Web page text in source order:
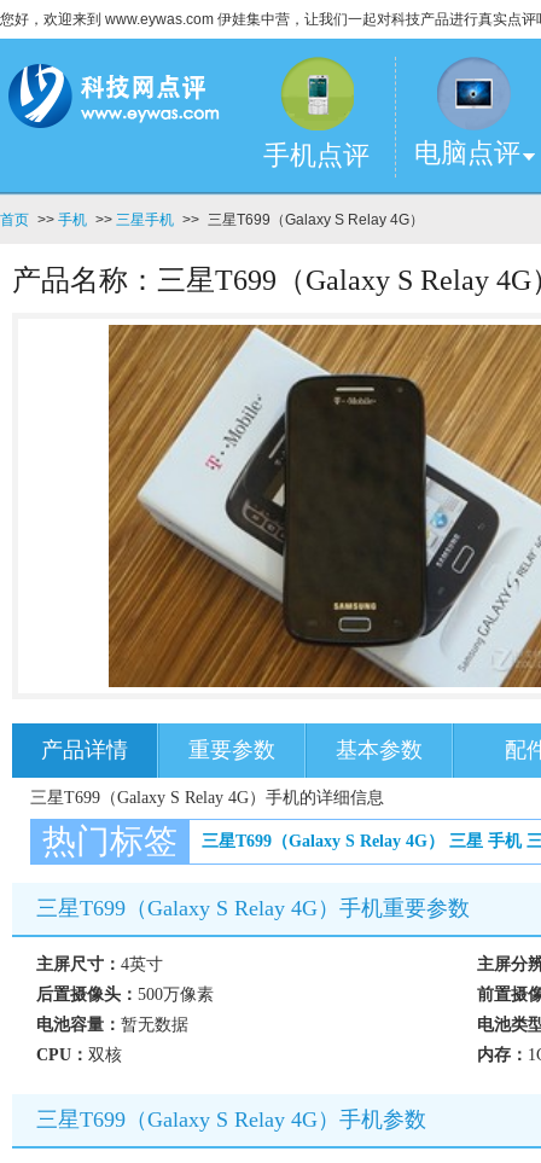
您好，欢迎来到 www.eywas.com 伊娃集中营，让我们一起对科技产品进行真实点评
手机点评 电脑点评
首页 >> 手机 >> 三星手机 >> 三星T699（Galaxy S Relay 4G）
产品名称：三星T699（Galaxy S Relay 4G
产品详情 重要参数 基本参数 配
三星T699（Galaxy S Relay 4G）手机的详细信息
热门标签 三星T699（Galaxy S Relay 4G） 三星 手机
三星T699（Galaxy S Relay 4G）手机重要参数
主屏尺寸： 4英寸
主屏分
后置摄像头： 500万像素
前置摄
电池容量： 暂无数据
电池类
CPU： 双核 内存：
三星T699（Galaxy S Relay 4G）手机参数